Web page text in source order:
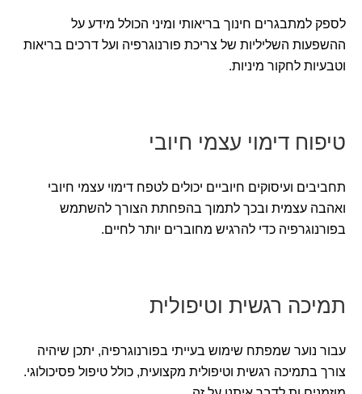
לספק למתבגרים חינוך בריאותי ומיני הכולל מידע על
ההשפעות השליליות של צריכת פורנוגרפיה ועל דרכים בריאות
וטבעיות לחקור מיניות.
טיפוח דימוי עצמי חיובי
תחביבים ועיסוקים חיוביים יכולים לטפח דימוי עצמי חיובי
ואהבה עצמית ובכך לתמוך בהפחתת הצורך להשתמש
בפורנוגרפיה כדי להרגיש מחוברים יותר לחיים.
תמיכה רגשית וטיפולית
עבור נוער שמפתח שימוש בעייתי בפורנוגרפיה, יתכן שיהיה
צורך בתמיכה רגשית וטיפולית מקצועית, כולל טיפול פסיכולוגי.